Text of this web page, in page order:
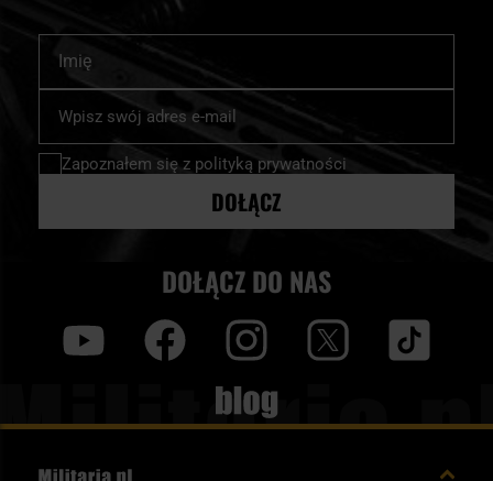
nasz
newsletter:
Zapoznałem się z polityką prywatności
DOŁĄCZ
DOŁĄCZ DO NAS
Blog